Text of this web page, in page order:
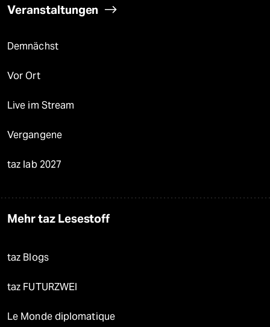
Veranstaltungen
Demnächst
Vor Ort
Live im Stream
Vergangene
taz lab 2027
Mehr taz Lesestoff
taz Blogs
taz FUTURZWEI
Le Monde diplomatique